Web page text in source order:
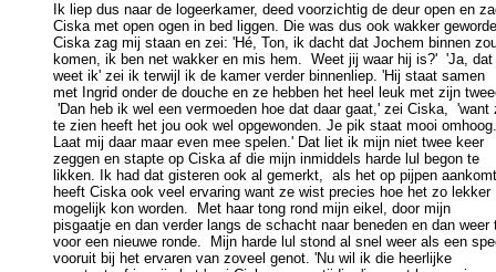
Ik liep dus naar de logeerkamer, deed voorzichtig de deur open en
Ciska met open ogen in bed liggen. Die was dus ook wakker
Ciska zag mij staan en zei: 'Hé, Ton, ik dacht dat Jochem binnen
komen, ik ben net wakker en mis hem.  Weet jij waar hij is?'  'Ja, dat
weet ik' zei ik terwijl ik de kamer verder binnenliep. 'Hij staat samen
met Ingrid onder de douche en ze hebben het heel leuk met zijn
'Dan heb ik wel een vermoeden hoe dat daar gaat,' zei Ciska,
te zien heeft het jou ook wel opgewonden. Je pik staat mooi
Laat mij daar maar even mee spelen.' Dat liet ik mijn niet twee keer
zeggen en stapte op Ciska af die mijn inmiddels harde lul begon te
likken. Ik had dat gisteren ook al gemerkt,  als het op pijpen
heeft Ciska ook veel ervaring want ze wist precies hoe het zo lekker
mogelijk kon worden.  Met haar tong rond mijn eikel, door mijn
pisgaatje en dan verder langs de schacht naar beneden en dan
voor een nieuwe ronde.  Mijn harde lul stond al snel weer als een
vooruit bij het ervaren van zoveel genot. 'Nu wil ik die heerlijke